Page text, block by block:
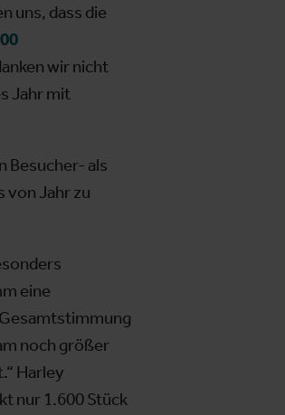
uns, dass die
wir nicht
Jahr mit
Besucher- als
von Jahr zu
eine
noch größer
Harley
nur 1.600 Stück